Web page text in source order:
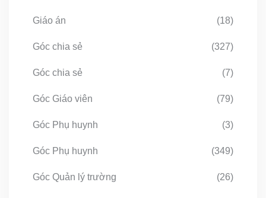
Giáo án (18)
Góc chia sẻ (327)
Góc chia sẻ (7)
Góc Giáo viên (79)
Góc Phụ huynh (3)
Góc Phụ huynh (349)
Góc Quản lý trường (26)